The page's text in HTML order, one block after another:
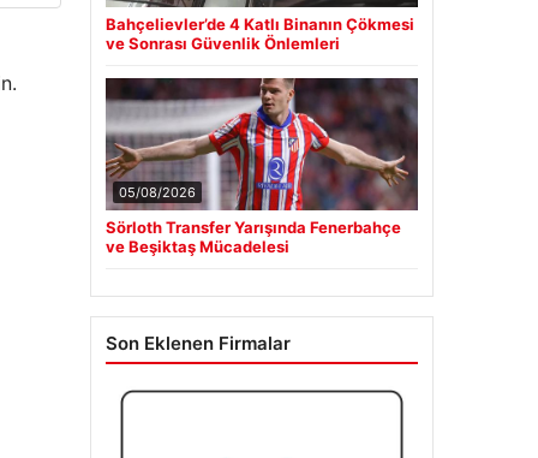
Bahçelievler’de 4 Katlı Binanın Çökmesi
ve Sonrası Güvenlik Önlemleri
05/08/2026
Sörloth Transfer Yarışında Fenerbahçe
ve Beşiktaş Mücadelesi
Son Eklenen Firmalar